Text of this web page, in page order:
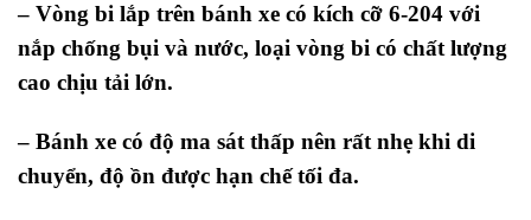
– Vòng bi lắp trên bánh xe có kích cỡ 6-204 với
nắp chống bụi và nước, loại vòng bi có chất lượng
cao chịu tải lớn.
– Bánh xe có độ ma sát thấp nên rất nhẹ khi di
chuyển, độ ồn được hạn chế tối đa.